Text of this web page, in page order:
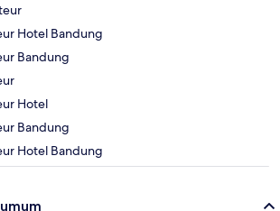
Hotel Bandung
Bandung
Hotel
Bandung
Hotel Bandung